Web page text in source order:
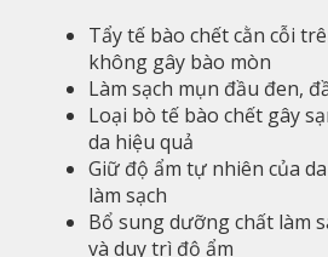
Tẩy tế bào chết cằn cỗi
không gây bào mòn
Làm sạch mụn đầu đen,
Loại bò tế bào chết gây
da hiệu quả
Giữ độ ẩm tự nhiên của
làm sạch
Bổ sung dưỡng chất làm
và duy trì độ ẩm